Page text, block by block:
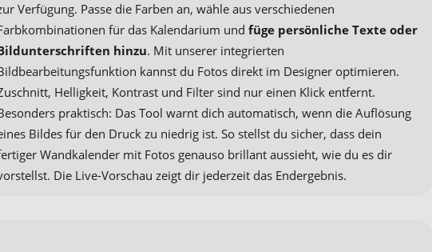
Verfügung. Passe die Farben an, wähle aus verschiedenen
für das Kalendarium und füge persönliche Texte oder
hinzu. Mit unserer integrierten
kannst du Fotos direkt im Designer optimieren.
Helligkeit, Kontrast und Filter sind nur einen Klick entfernt.
praktisch: Das Tool warnt dich automatisch, wenn die Auflösung
Bildes für den Druck zu niedrig ist. So stellst du sicher, dass dein
Wandkalender mit Fotos genauso brillant aussieht, wie du es dir
Die Live-Vorschau zeigt dir jederzeit das Endergebnis.